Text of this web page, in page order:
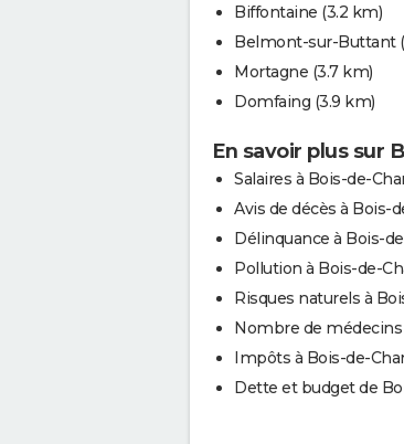
Biffontaine (3.2 km)
Belmont-sur-Buttant
Mortagne (3.7 km)
Domfaing (3.9 km)
En savoir plus sur
Salaires à Bois-de-
Avis de décès à Bois-
Délinquance à Bois-
Pollution à Bois-de-
Risques naturels à
Nombre de
Impôts à Bois-de-
Dette et budget de